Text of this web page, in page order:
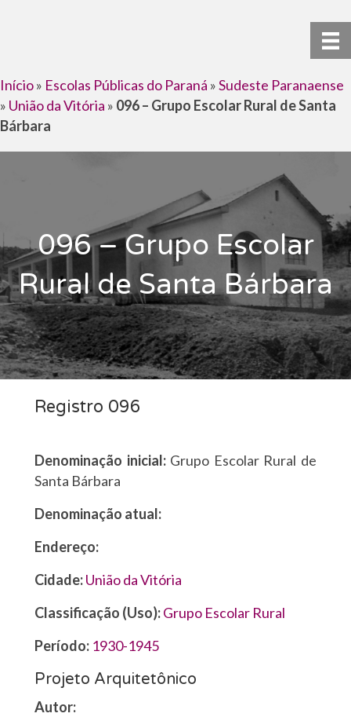
Início» Escolas Públicas do Paraná »Sudeste Paranaense
» União da Vitória » 096 – Grupo Escolar Rural de Santa
Bárbara
096 – Grupo Escolar
Rural de Santa Bárbara
Registro 096
Denominação inicial:Grupo Escolar Rural de
Santa Bárbara
Denominação atual:
Endereço:
Cidade:União da Vitória
Classificação (Uso):Grupo Escolar Rural
Período: 1930-1945
Projeto Arquitetônico
Autor: